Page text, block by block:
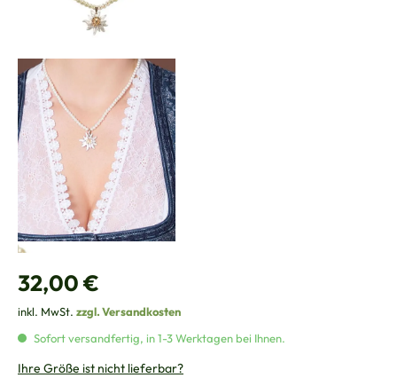
Regulärer Preis:
32,00 €
inkl. MwSt. zzgl. Versandkosten
Sofort versandfertig, in 1-3 Werktagen bei Ihnen.
Ihre Größe ist nicht lieferbar?